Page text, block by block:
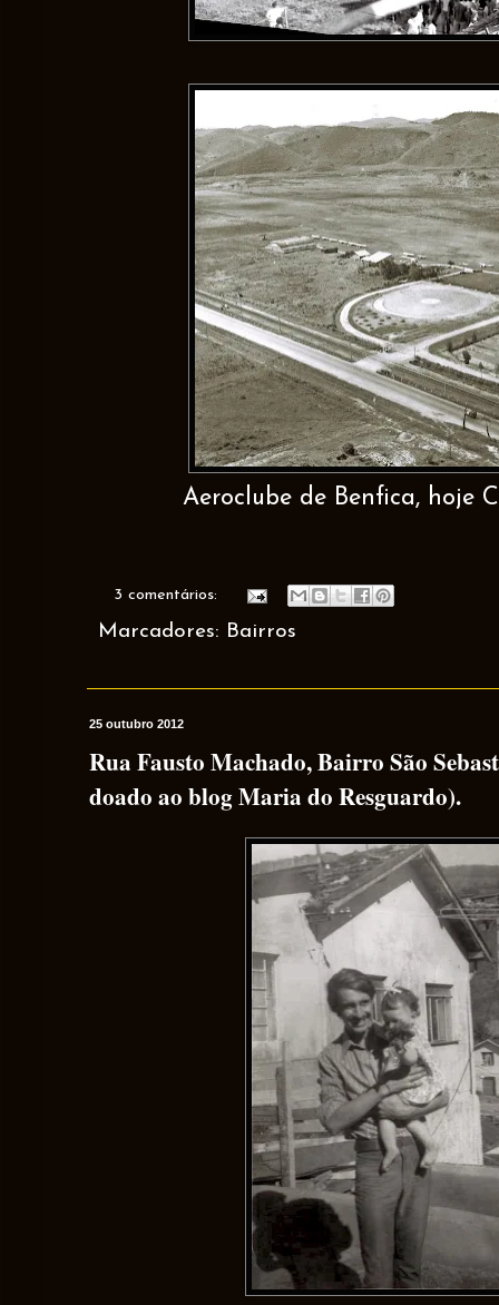
Aeroclube de Benfica, hoje
3 comentários:
Marcadores: Bairros
25 outubro 2012
Rua Fausto Machado, Bairro São
doado ao blog Maria do Resguardo).